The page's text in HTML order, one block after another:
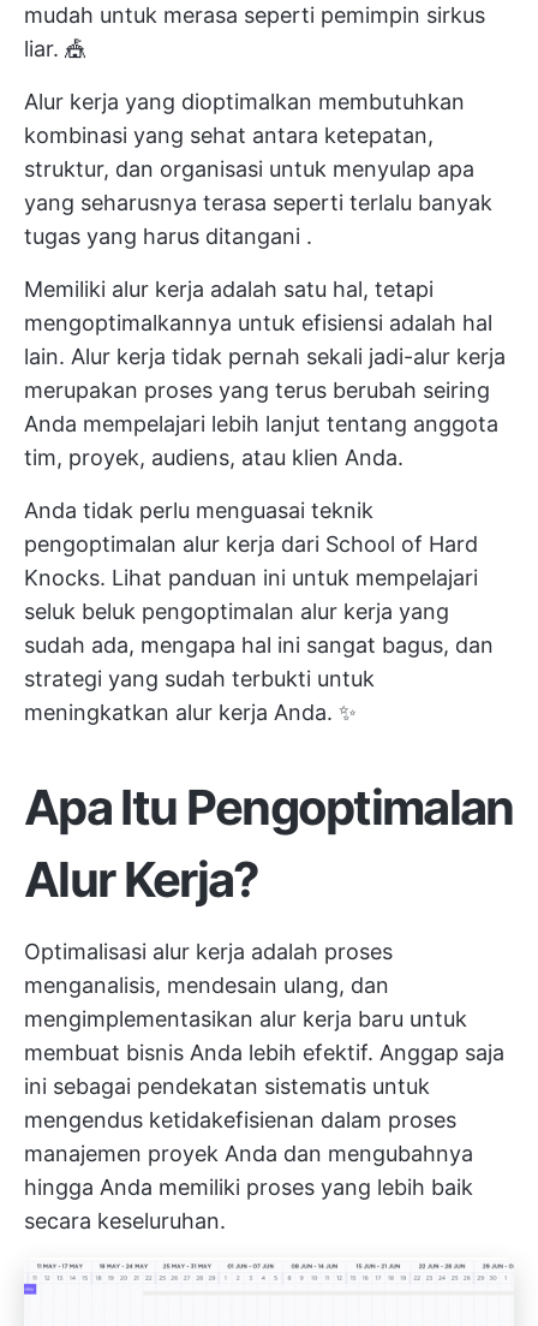
mudah untuk merasa seperti pemimpin sirkus
liar. 🎪
Alur kerja yang dioptimalkan membutuhkan
kombinasi yang sehat antara ketepatan,
struktur, dan organisasi untuk menyulap apa
yang seharusnya terasa seperti terlalu banyak
tugas yang harus ditangani .
Memiliki alur kerja adalah satu hal, tetapi
mengoptimalkannya untuk efisiensi adalah hal
lain. Alur kerja tidak pernah sekali jadi-alur kerja
merupakan proses yang terus berubah seiring
Anda mempelajari lebih lanjut tentang anggota
tim, proyek, audiens, atau klien Anda.
Anda tidak perlu menguasai teknik
pengoptimalan alur kerja dari School of Hard
Knocks. Lihat panduan ini untuk mempelajari
seluk beluk pengoptimalan alur kerja yang
sudah ada, mengapa hal ini sangat bagus, dan
strategi yang sudah terbukti untuk
meningkatkan alur kerja Anda. ✨
Apa Itu Pengoptimalan
Alur Kerja?
Optimalisasi alur kerja adalah proses
menganalisis, mendesain ulang, dan
mengimplementasikan alur kerja baru untuk
membuat bisnis Anda lebih efektif. Anggap saja
ini sebagai pendekatan sistematis untuk
mengendus ketidakefisienan dalam proses
manajemen proyek Anda dan mengubahnya
hingga Anda memiliki proses yang lebih baik
secara keseluruhan.